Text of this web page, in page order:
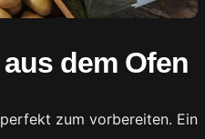
dem Ofen
zum vorbereiten. Ein